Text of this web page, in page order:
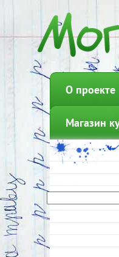
О проекте
Магазин